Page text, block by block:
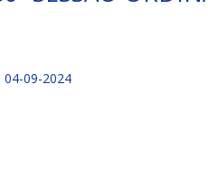
04-09-2024